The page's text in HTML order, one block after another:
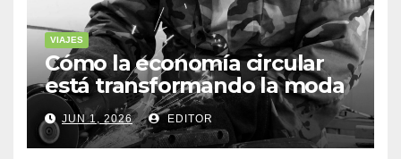
VIAJES
Cómo la economía circular
está transformando la moda
sostenible
JUN 1, 2026 EDITOR